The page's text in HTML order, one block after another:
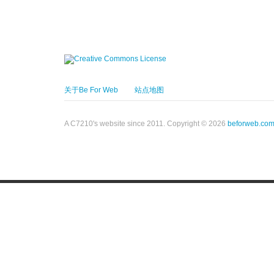
关于Be For Web 站点地图
A C7210's website since 2011. Copyright © 2026 beforweb.com